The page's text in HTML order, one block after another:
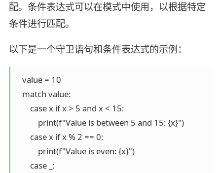
配。条件表达式可以在模式中使用，以根据特定
条件进行匹配。
以下是一个守卫语句和条件表达式的示例：
   value = 10
   match value:
       case x if x > 5 and x < 15:
           print(f"Value is between 5 and 15: {x}")
       case x if x % 2 == 0:
           print(f"Value is even: {x}")
       case _: